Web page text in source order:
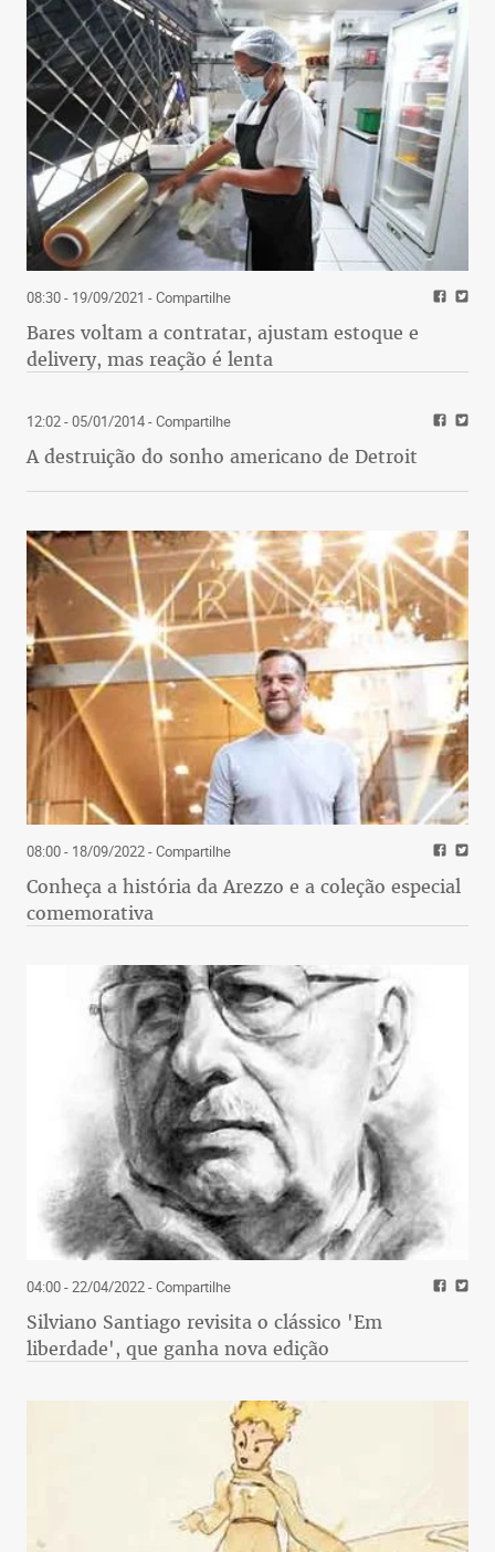
08:30 - 19/09/2021 - Compartilhe
Bares voltam a contratar, ajustam estoque e
delivery, mas reação é lenta
12:02 - 05/01/2014- Compartilhe
A destruição do sonho americano de Detroit
08:00 - 18/09/2022- Compartilhe
Conheça a história da Arezzo e a coleção especial
comemorativa
04:00 - 22/04/2022- Compartilhe
Silviano Santiago revisita o clássico 'Em
liberdade', que ganha nova edição